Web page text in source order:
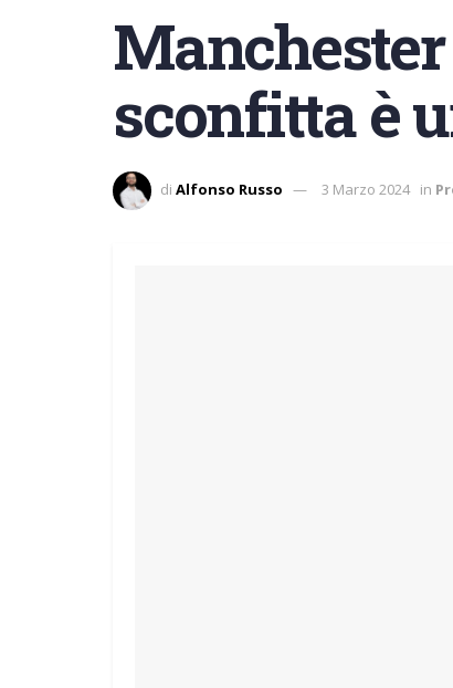
Manchester
sconfitta è
di Alfonso Russo 3 Marzo 2024 in